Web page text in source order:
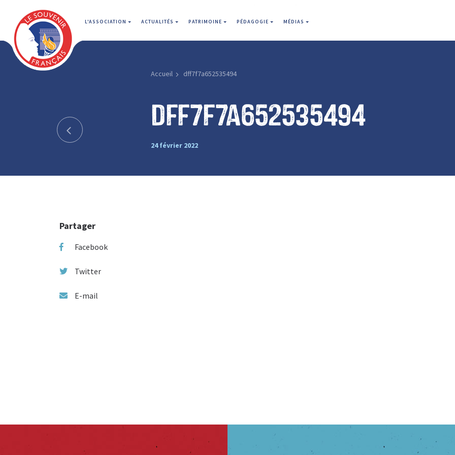
L'ASSOCIATION ACTUALITÉS PATRIMOINE PÉDAGOGIE MÉDIAS
Accueil dff7f7a652535494
dff7f7a652535494
24 février 2022
Partager
Facebook
Twitter
E-mail